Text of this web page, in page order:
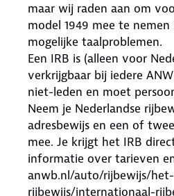
maar wij raden aan om
model 1949 mee te
mogelijke taalproblemen.
Een IRB is (alleen voor
verkrijgbaar bij iedere
niet-leden en moet
Neem je Nederlandse
adresbewijs en een of
mee. Je krijgt het IRB
informatie over tarieven
anwb.nl/auto/rijbewijs/het-
rijbewijs/internationaal-